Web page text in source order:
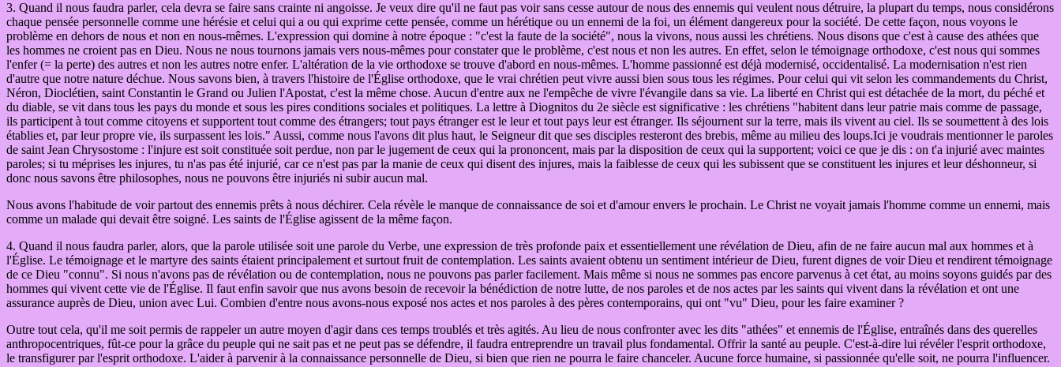
3. Quand il nous faudra parler, cela devra se faire sans crainte ni angoisse. Je veux dire qu'il ne faut pas voir sans cesse autour de nous des ennemis qui veulent nous détruire, la plupart du temps, nous considérons
chaque pensée personnelle comme une hérésie et celui qui a ou qui exprime cette pensée, comme un hérétique ou un ennemi de la foi, un élément dangereux pour la société. De cette façon, nous voyons le
problème en dehors de nous et non en nous-mêmes. L'expression qui domine à notre époque : "c'est la faute de la société", nous la vivons, nous aussi les chrétiens. Nous disons que c'est à cause des athées que
les hommes ne croient pas en Dieu. Nous ne nous tournons jamais vers nous-mêmes pour constater que le problème, c'est nous et non les autres. En effet, selon le témoignage orthodoxe, c'est nous qui sommes
l'enfer (= la perte) des autres et non les autres notre enfer. L'altération de la vie orthodoxe se trouve d'abord en nous-mêmes. L'homme passionné est déjà modernisé, occidentalisé. La modernisation n'est rien
d'autre que notre nature déchue. Nous savons bien, à travers l'histoire de l'Église orthodoxe, que le vrai chrétien peut vivre aussi bien sous tous les régimes. Pour celui qui vit selon les commandements du Christ,
Néron, Dioclétien, saint Constantin le Grand ou Julien l'Apostat, c'est la même chose. Aucun d'entre aux ne l'empêche de vivre l'évangile dans sa vie. La liberté en Christ qui est détachée de la mort, du péché et
du diable, se vit dans tous les pays du monde et sous les pires conditions sociales et politiques. La lettre à Diognitos du 2e siècle est significative : les chrétiens "habitent dans leur patrie mais comme de passage,
ils participent à tout comme citoyens et supportent tout comme des étrangers; tout pays étranger est le leur et tout pays leur est étranger. Ils séjournent sur la terre, mais ils vivent au ciel. Ils se soumettent à des lois
établies et, par leur propre vie, ils surpassent les lois." Aussi, comme nous l'avons dit plus haut, le Seigneur dit que ses disciples resteront des brebis, même au milieu des loups.Ici je voudrais mentionner le paroles
de saint Jean Chrysostome : l'injure est soit constituée soit perdue, non par le jugement de ceux qui la prononcent, mais par la disposition de ceux qui la supportent; voici ce que je dis : on t'a injurié avec maintes
paroles; si tu méprises les injures, tu n'as pas été injurié, car ce n'est pas par la manie de ceux qui disent des injures, mais la faiblesse de ceux qui les subissent que se constituent les injures et leur déshonneur, si
donc nous savons être philosophes, nous ne pouvons être injuriés ni subir aucun mal.
Nous avons l'habitude de voir partout des ennemis prêts à nous déchirer. Cela révèle le manque de connaissance de soi et d'amour envers le prochain. Le Christ ne voyait jamais l'homme comme un ennemi, mais
comme un malade qui devait être soigné. Les saints de l'Église agissent de la même façon.
4. Quand il nous faudra parler, alors, que la parole utilisée soit une parole du Verbe, une expression de très profonde paix et essentiellement une révélation de Dieu, afin de ne faire aucun mal aux hommes et à
l'Église. Le témoignage et le martyre des saints étaient principalement et surtout fruit de contemplation. Les saints avaient obtenu un sentiment intérieur de Dieu, furent dignes de voir Dieu et rendirent témoignage
de ce Dieu "connu". Si nous n'avons pas de révélation ou de contemplation, nous ne pouvons pas parler facilement. Mais même si nous ne sommes pas encore parvenus à cet état, au moins soyons guidés par des
hommes qui vivent cette vie de l'Église. Il faut enfin savoir que nus avons besoin de recevoir la bénédiction de notre lutte, de nos paroles et de nos actes par les saints qui vivent dans la révélation et ont une
assurance auprès de Dieu, union avec Lui. Combien d'entre nous avons-nous exposé nos actes et nos paroles à des pères contemporains, qui ont "vu" Dieu, pour les faire examiner ?
Outre tout cela, qu'il me soit permis de rappeler un autre moyen d'agir dans ces temps troublés et très agités. Au lieu de nous confronter avec les dits "athées" et ennemis de l'Église, entraînés dans des querelles
anthropocentriques, fût-ce pour la grâce du peuple qui ne sait pas et ne peut pas se défendre, il faudra entreprendre un travail plus fondamental. Offrir la santé au peuple. C'est-à-dire lui révéler l'esprit orthodoxe,
le transfigurer par l'esprit orthodoxe. L'aider à parvenir à la connaissance personnelle de Dieu, si bien que rien ne pourra le faire chanceler. Aucune force humaine, si passionnée qu'elle soit, ne pourra l'influencer.